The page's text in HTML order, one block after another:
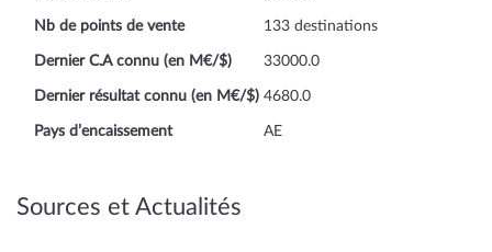
Nb de points de vente 133 destinations
Dernier C.A connu (en M€/$) 33000.0
Dernier résultat connu (en M€/$) 4680.0
Pays d’encaissement AE
Sources et Actualités